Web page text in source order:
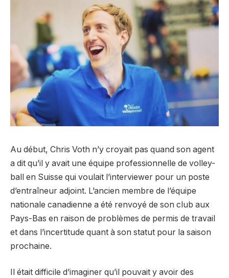
Au début, Chris Voth n’y croyait pas quand son agent
a dit qu’il y avait une équipe professionnelle de volley-
ball en Suisse qui voulait l’interviewer pour un poste
d’entraîneur adjoint. L’ancien membre de l’équipe
nationale canadienne a été renvoyé de son club aux
Pays-Bas en raison de problèmes de permis de travail
et dans l’incertitude quant à son statut pour la saison
prochaine.
Il était difficile d’imaginer qu’il pouvait y avoir des